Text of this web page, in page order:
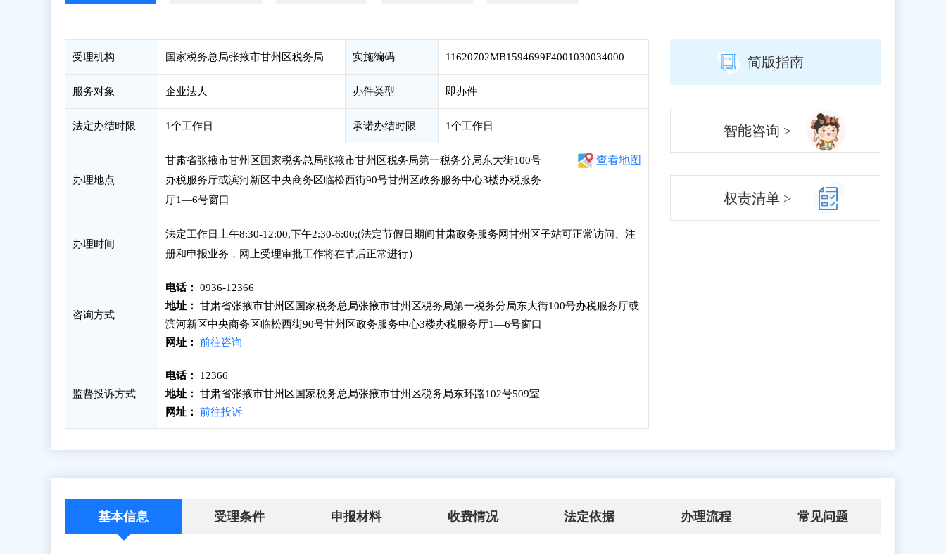
受理机构 国家税务总局张掖市甘州区税务局 实施编码 11620702MB1594699F4001030034000
服务对象 企业法人 办件类型 即办件
法定办结时限 1个工作日 承诺办结时限 1个工作日
办理地点
甘肃省张掖市甘州区国家税务总局张掖市甘州区税务局第一税务分局东大街100号
办税服务厅或滨河新区中央商务区临松西街90号甘州区政务服务中心3楼办税服务
厅1—6号窗口
查看地图
办理时间
法定工作日上午8:30-12:00,下午2:30-6:00;(法定节假日期间甘肃政务服务网甘州区子站可正常访问、注
册和申报业务，网上受理审批工作将在节后正常进行）
咨询方式
电话：
0936-12366
地址：
甘肃省张掖市甘州区国家税务总局张掖市甘州区税务局第一税务分局东大街100号办税服务厅或
滨河新区中央商务区临松西街90号甘州区政务服务中心3楼办税服务厅1—6号窗口
网址：
前往咨询
监督投诉方式
电话：
12366
地址：
甘肃省张掖市甘州区国家税务总局张掖市甘州区税务局东环路102号509室
网址：
前往投诉
简版指南
智能咨询 >
权责清单 >
基本信息 受理条件 申报材料 收费情况 法定依据 办理流程 常见问题